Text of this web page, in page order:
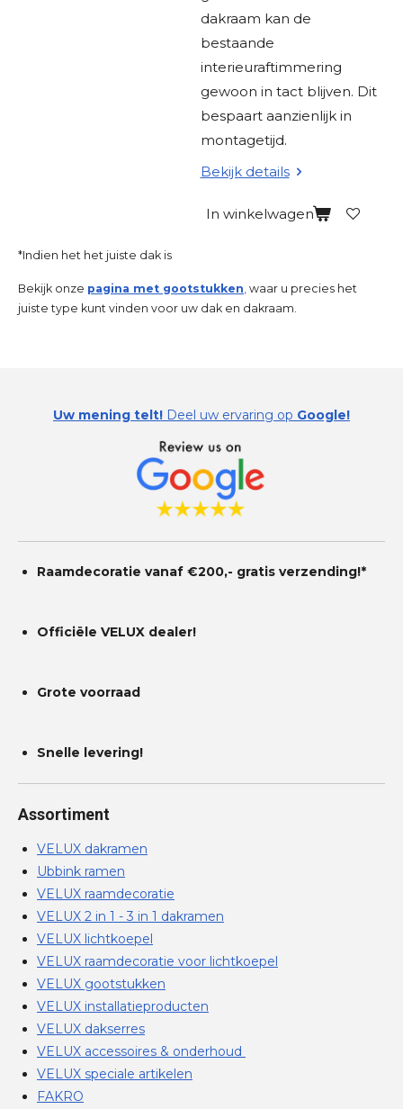
dakraam kan de
bestaande
interieuraftimmering
gewoon in tact blijven. Dit
bespaart aanzienlijk in
montagetijd.
Bekijk details
In winkelwagen
*Indien het het juiste dak is
Bekijk onze pagina met gootstukken, waar u precies het
juiste type kunt vinden voor uw dak en dakraam.
Uw mening telt! Deel uw ervaring op Google!
Raamdecoratie vanaf €200,- gratis verzending!*
Officiële VELUX dealer!
Grote voorraad
Snelle levering!
Assortiment
VELUX dakramen
Ubbink ramen
VELUX raamdecoratie
VELUX 2 in 1 - 3 in 1 dakramen
VELUX lichtkoepel
VELUX raamdecoratie voor lichtkoepel
VELUX gootstukken
VELUX installatieproducten
VELUX dakserres
VELUX accessoires & onderhoud
VELUX speciale artikelen
FAKRO